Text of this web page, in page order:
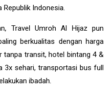
Indonesia.
Travel Umroh Al Hijaz pun
berkualitas dengan harga
tanpa transit, hotel bintang 4 &
3x sehari, transportasi bus full
ibadah.